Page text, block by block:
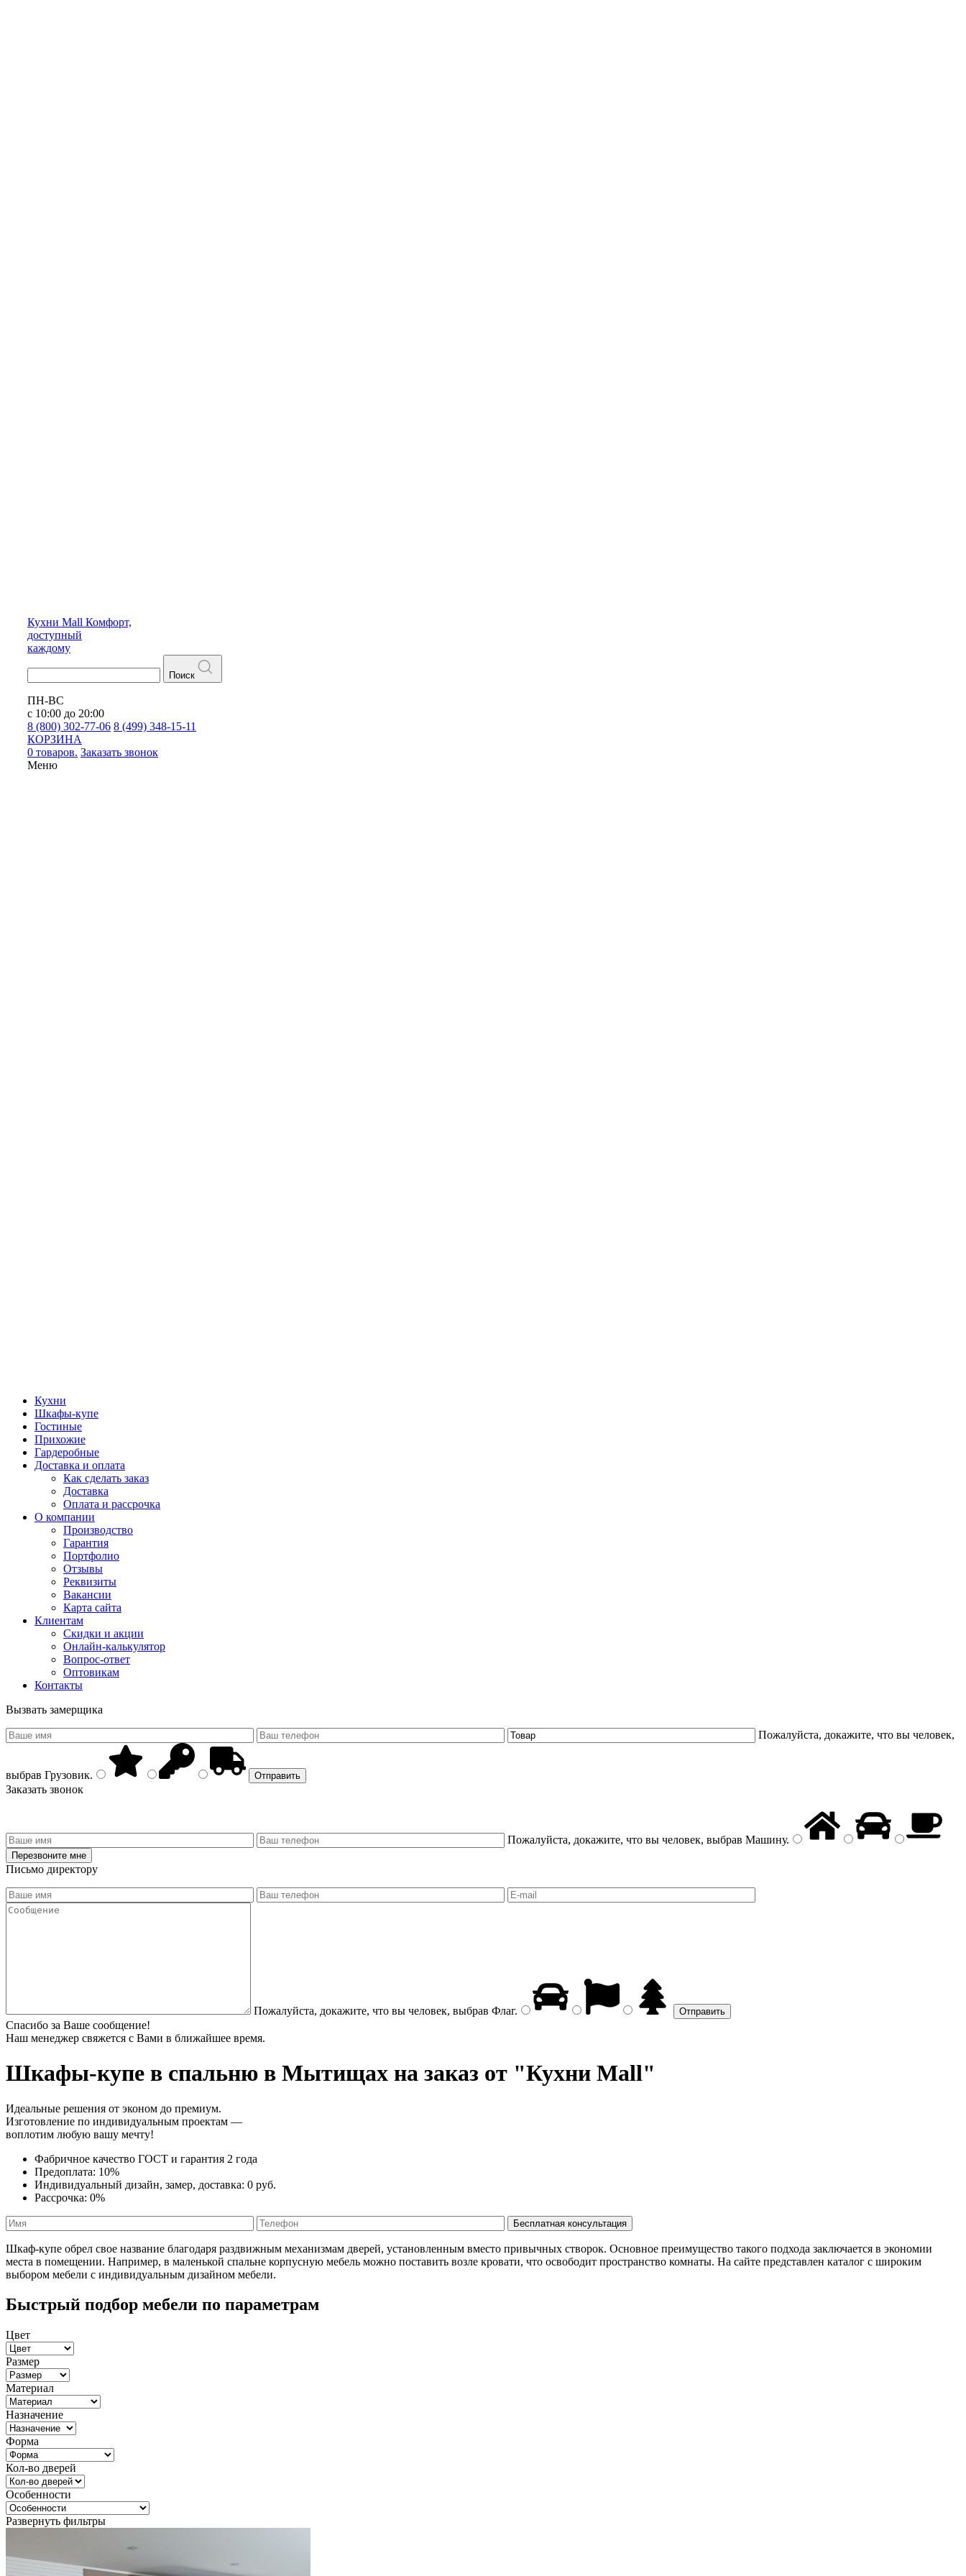
Кухни Mall Комфорт,
доступный
каждому
Поиск
ПН-ВС
с 10:00 до 20:00
8 (800) 302-77-06 8 (499) 348-15-11
КОРЗИНА
0 товаров. Заказать звонок
Меню
Кухни
Шкафы-купе
Гостиные
Прихожие
Гардеробные
Доставка и оплата
Как сделать заказ
Доставка
Оплата и рассрочка
О компании
Производство
Гарантия
Портфолио
Отзывы
Реквизиты
Вакансии
Карта сайта
Клиентам
Скидки и акции
Онлайн-калькулятор
Вопрос-ответ
Оптовикам
Контакты
Вызвать замерщика
Пожалуйста, докажите, что вы человек,
выбрав Грузовик.
Заказать звонок
Пожалуйста, докажите, что вы человек, выбрав Машину.
Письмо директору
Пожалуйста, докажите, что вы человек, выбрав Флаг.
Спасибо за Ваше сообщение!
Наш менеджер свяжется с Вами в ближайшее время.
Шкафы-купе в спальню в Мытищах на заказ от "Кухни Mall"
Идеальные решения от эконом до премиум.
Изготовление по индивидуальным проектам —
воплотим любую вашу мечту!
Фабричное качество ГОСТ и гарантия 2 года
Предоплата: 10%
Индивидуальный дизайн, замер, доставка: 0 руб.
Рассрочка: 0%
Шкаф-купе обрел свое название благодаря раздвижным механизмам дверей, установленным вместо привычных створок. Основное преимущество такого подхода заключается в экономии
места в помещении. Например, в маленькой спальне корпусную мебель можно поставить возле кровати, что освободит пространство комнаты. На сайте представлен каталог с широким
выбором мебели с индивидуальным дизайном мебели.
Быстрый подбор мебели по параметрам
Цвет
Размер
Материал
Назначение
Форма
Кол-во дверей
Особенности
Развернуть фильтры